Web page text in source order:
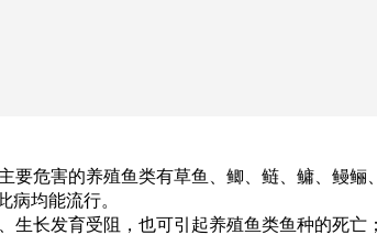
要危害的养殖鱼类有草鱼、鲫、鲢、鳙、鳗鲡
病均能流行。
生长发育受阻，也可引起养殖鱼类鱼种的死亡